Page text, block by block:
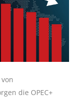
die OPEC+